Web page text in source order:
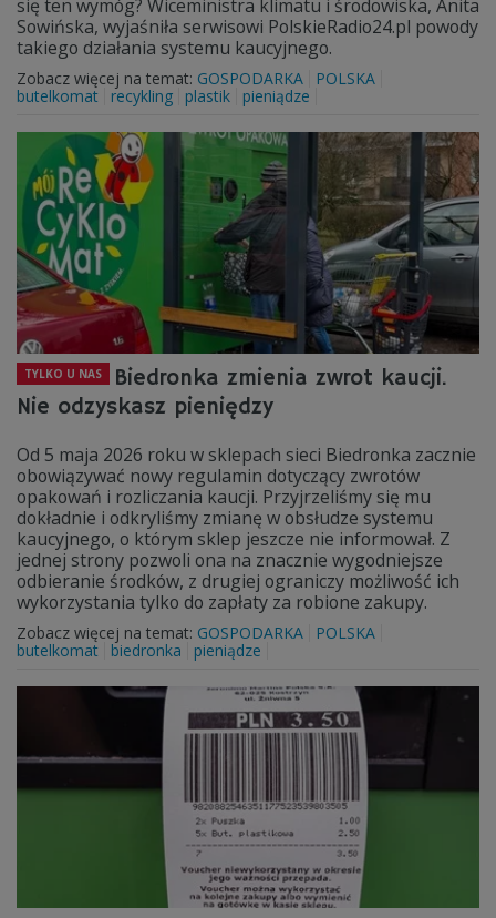
się ten wymóg? Wiceministra klimatu i środowiska, Anita
Sowińska, wyjaśniła serwisowi PolskieRadio24.pl powody
takiego działania systemu kaucyjnego.
Zobacz więcej na temat: GOSPODARKA
POLSKA
butelkomat
recykling plastik pieniądze
TYLKO U NAS
Biedronka zmienia zwrot kaucji.
Nie odzyskasz pieniędzy
Od 5 maja 2026 roku w sklepach sieci Biedronka zacznie
obowiązywać nowy regulamin dotyczący zwrotów
opakowań i rozliczania kaucji. Przyjrzeliśmy się mu
dokładnie i odkryliśmy zmianę w obsłudze systemu
kaucyjnego, o którym sklep jeszcze nie informował. Z
jednej strony pozwoli ona na znacznie wygodniejsze
odbieranie środków, z drugiej ograniczy możliwość ich
wykorzystania tylko do zapłaty za robione zakupy.
Zobacz więcej na temat: GOSPODARKA
POLSKA
butelkomat
biedronka pieniądze